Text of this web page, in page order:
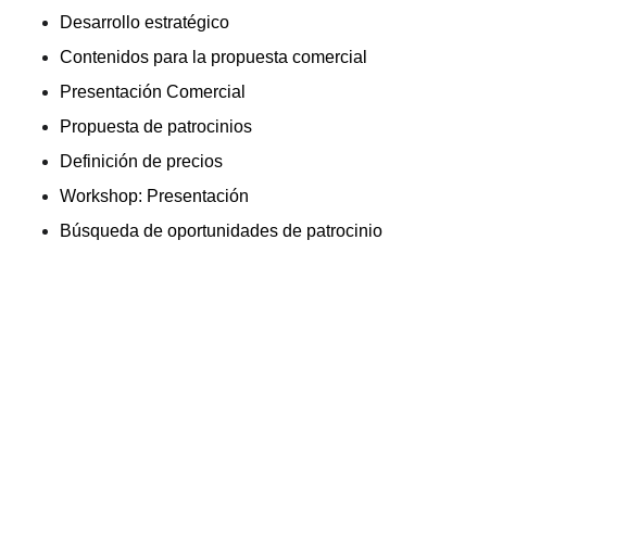
Desarrollo estratégico
Contenidos para la propuesta comercial
Presentación Comercial
Propuesta de patrocinios
Definición de precios
Workshop: Presentación
Búsqueda de oportunidades de patrocinio